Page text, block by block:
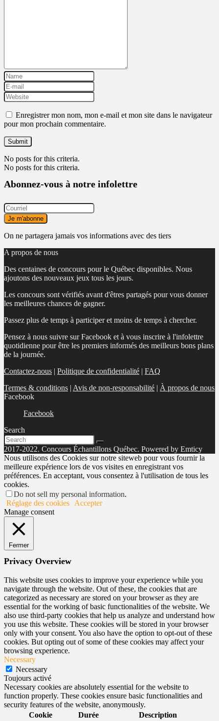
Enregistrer mon nom, mon e-mail et mon site dans le navigateur
pour mon prochain commentaire.
No posts for this criteria.
No posts for this criteria.
Abonnez-vous à notre infolettre
On ne partagera jamais vos informations avec des tiers
A propos de nous
Des centaines de concours pour le Québec disponibles. Nous
ajoutons des nouveaux jeux tous les jours.
Les concours sont vérifiés avant d'êtres partagés pour vous donner
les meilleures chances de gagner.
Passez plus de temps à participer et moins de temps à chercher.
Pensez à nous suivre sur Facebook et à vous inscrire à l'infolettre
quotidienne pour être les premiers informés des meilleurs bons plans
de la journée.
Contactez-nous | Politique de confidentialité | FAQ
Termes & conditions | Avis de non-responsabilité | À propos de nous
Facebook
Facebook
Search
2017-2022. Concours Échantillons Québec. Powered by Emticy
Nous utilisons des Cookies sur notre siteweb pour vous fournir la
meilleure expérience lors de vos visites en enregistrant vos
préférences. En acceptant, vous consentez à l'utilisation de tous les
cookies.
Do not sell my personal information.
Réglage des cookies
Accepter
Manage consent
Fermer
Privacy Overview
This website uses cookies to improve your experience while you
navigate through the website. Out of these, the cookies that are
categorized as necessary are stored on your browser as they are
essential for the working of basic functionalities of the website. We
also use third-party cookies that help us analyze and understand how
you use this website. These cookies will be stored in your browser
only with your consent. You also have the option to opt-out of these
cookies. But opting out of some of these cookies may affect your
browsing experience.
Necessary
Necessary
Toujours activé
Necessary cookies are absolutely essential for the website to
function properly. These cookies ensure basic functionalities and
security features of the website, anonymously.
Cookie
Durée Description